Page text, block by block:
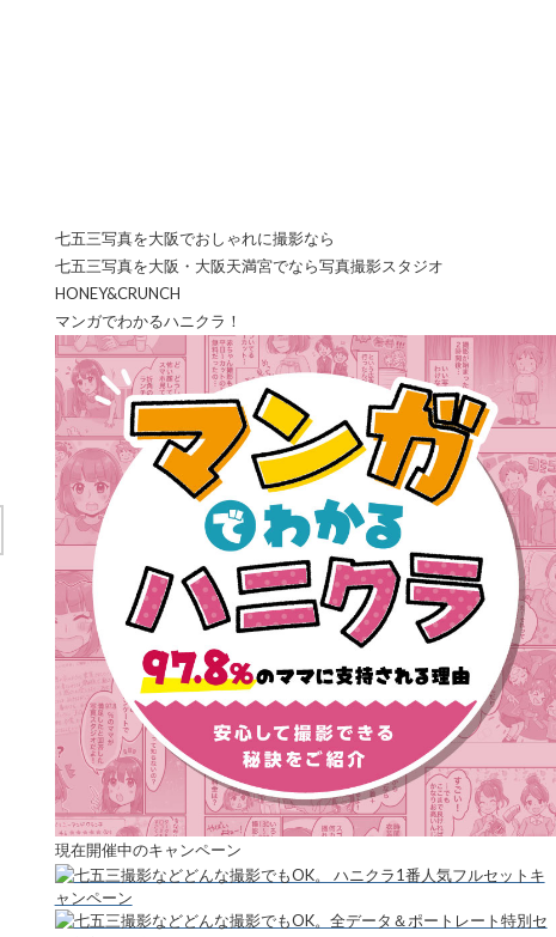
七五三写真を大阪でおしゃれに撮影なら
七五三写真を大阪・大阪天満宮でなら写真撮影スタジオ
HONEY&CRUNCH
マンガでわかるハニクラ！
現在開催中のキャンペーン